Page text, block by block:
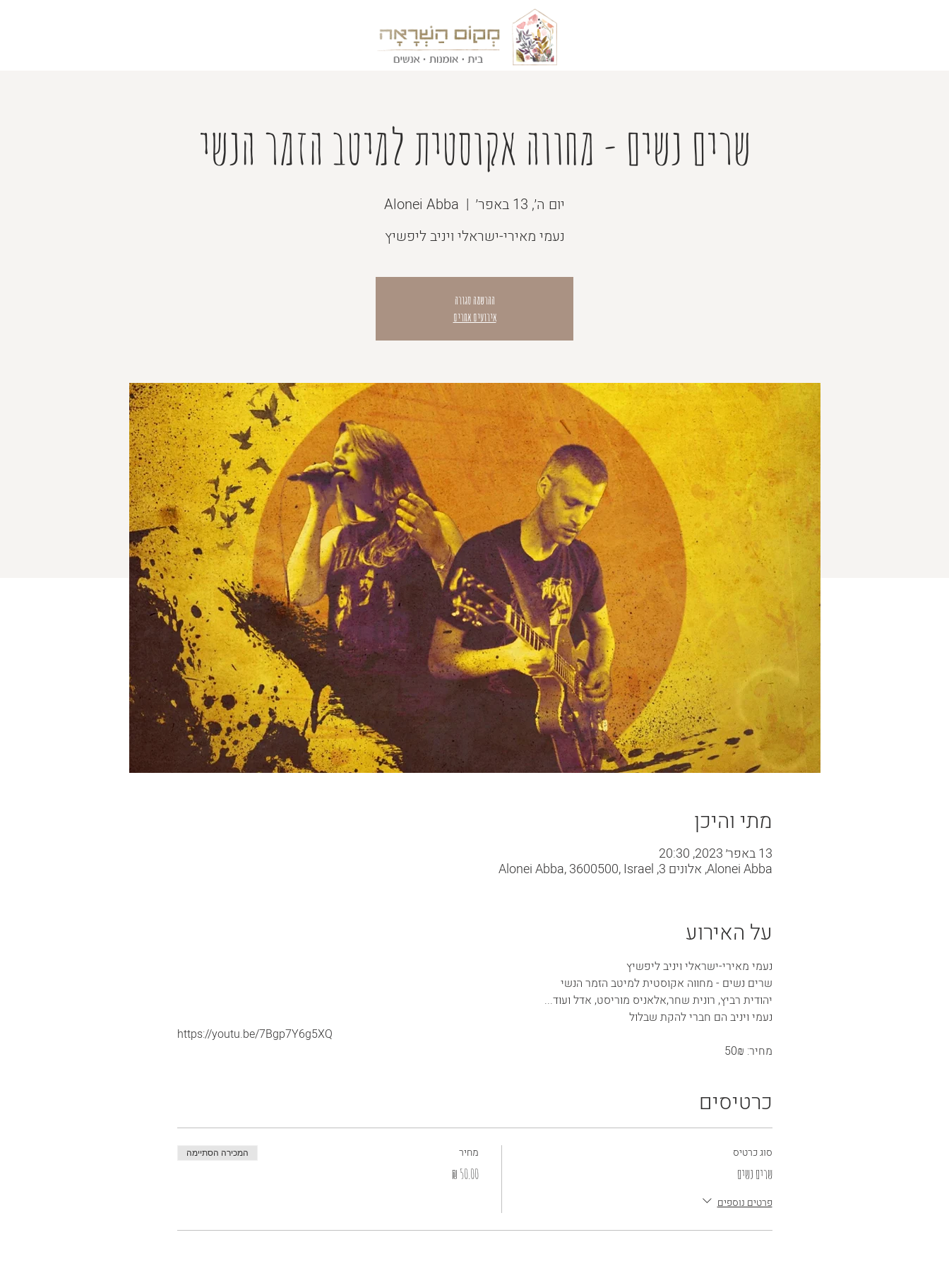
שרים נשים - מחווה אקוסטית למיטב הזמר הנשי
יום ה׳, 13 באפר׳
  |
Alonei Abba
נעמי מאירי-ישראלי ויניב ליפשיץ
ההרשמה סגורה
אירועים אחרים
מתי והיכן
13 באפר׳ 2023, 20:30
Alonei Abba, אלונים 3, Alonei Abba, 3600500, Israel
על האירוע
נעמי מאירי-ישראלי ויניב ליפשיץ
שרים נשים - מחווה אקוסטית למיטב הזמר הנשי
יהודית רביץ, רונית שחר,אלאניס מוריסט, אדל ועוד...
נעמי ויניב הם חברי להקת שבלול
https://youtu.be/7Bgp7Y6g5XQ
מחיר: 50₪
כרטיסים
סוג כרטיס
שרים נשים
פרטים נוספים
מחיר המכירה הסתיימה